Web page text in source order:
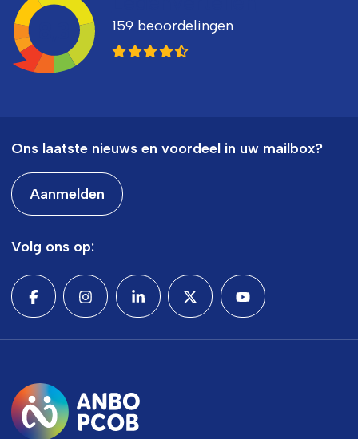
159 beoordelingen
Ons laatste nieuws en voordeel in uw mailbox?
Aanmelden
Volg ons op: